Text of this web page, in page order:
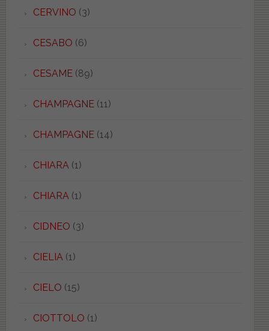
CERVINO (3)
CESABO (6)
CESAME(89)
CHAMPAGNE(11)
CHAMPAGNE(14)
CHIARA (1)
CHIARA (1)
CIDNEO (3)
CIELIA (1)
CIELO (15)
CIOTTOLO (1)